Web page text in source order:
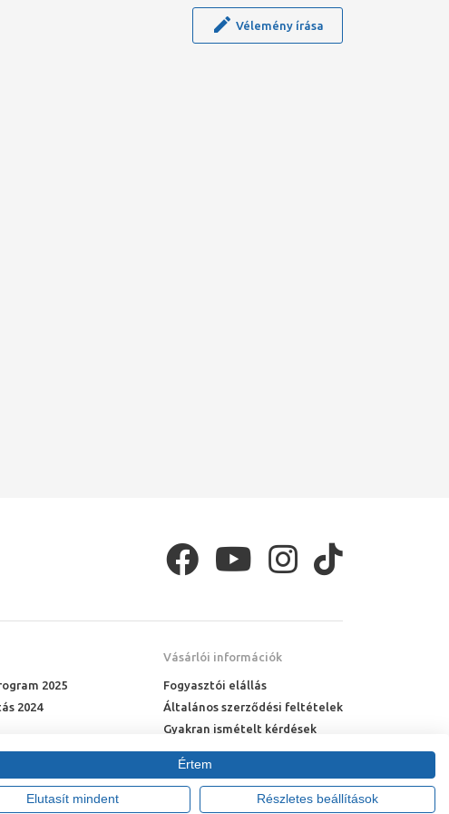
Vélemény írása
2025
2024
Vásárlói információk
Fogyasztói elállás
Általános szerződési feltételek
Gyakran ismételt kérdések
Online rendelés menete
Fizetési feltételek
Értem
Elutasít mindent Részletes beállítások